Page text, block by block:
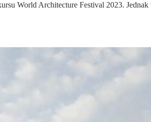
World Architecture Festival 2023.